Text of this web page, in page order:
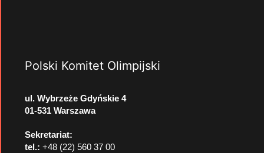
Polski Komitet Olimpijski
ul. Wybrzeże Gdyńskie 4
01-531 Warszawa
Sekretariat:
tel.: +48 (22) 560 37 00